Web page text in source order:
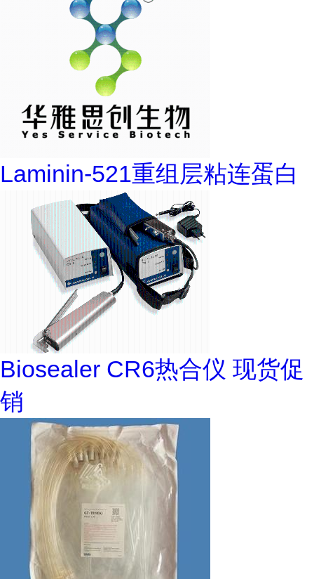
Laminin-521重组层粘连蛋白
Biosealer CR6热合仪 现货促
销